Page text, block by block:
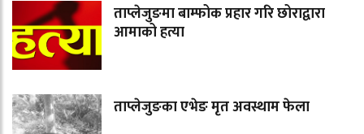
ताप्लेजुङमा बाम्फोक प्रहार गरि छोराद्वारा
आमाको हत्या
ताप्लेजुङका एभेङ मृत अवस्थाम फेला